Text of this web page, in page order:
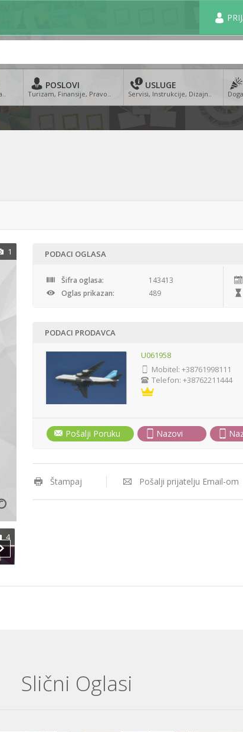
POSLOVI
Turizam, Finansije, Pravo..
USLUGE
Servisi, Instrukcije, Dizajn..
1
4
PODACI OGLASA
Šifra oglasa:
143413
Oglas prikazan:
489
PODACI PRODAVCA
U061958
Mobitel:+38761998111
Telefon:+38762211444
Pošalji Poruku Nazovi
Štampaj Pošalji prijatelju Email-om
Slični Oglasi